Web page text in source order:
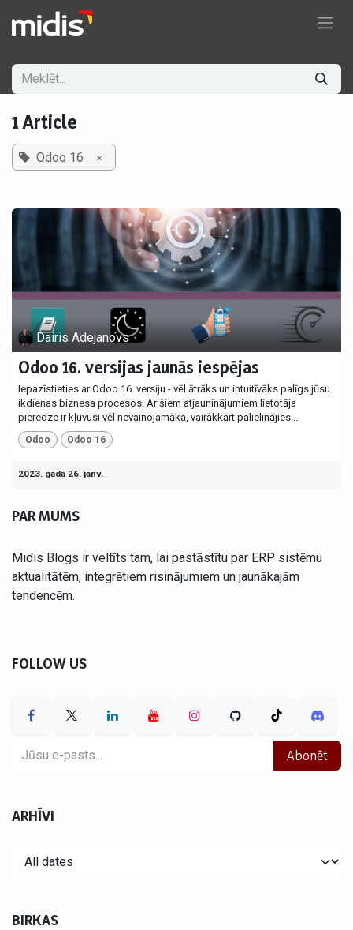
Pāriet pie satura
1 Article
Odoo 16 ×
Dairis Adejanovs
Odoo 16. versijas jaunās iespējas
Iepazīstieties ar Odoo 16. versiju - vēl ātrāks un intuitīvāks palīgs jūsu
ikdienas biznesa procesos. ​Ar šiem atjauninājumiem lietotāja
pieredze ir kļuvusi vēl nevainojamāka, vairākkārt palielinājies...
Odoo Odoo 16
2023. gada 26. janv.
PAR MUMS
Midis Blogs ir veltīts tam, lai pastāstītu par ERP sistēmu
aktualitātēm, integrētiem risinājumiem un jaunākajām
tendencēm.
FOLLOW US
Abonēt
ARHĪVI
BIRKAS